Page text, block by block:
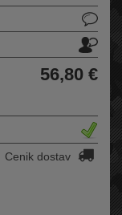
56,80 €
Cenik dostav